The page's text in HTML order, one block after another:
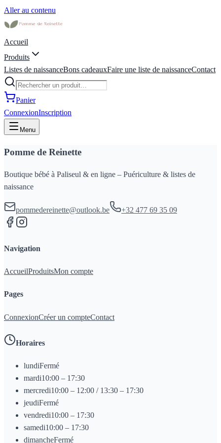
Aller au contenu
Accueil
Produits
Listes de naissanceBons cadeauxFaire une liste de naissanceContact
Panier
ConnexionInscription
Menu
Pomme de Reinette
Boutique bébé à Paliseul & en ligne – Puériculture & listes de
naissance
pommedereinette@outlook.be +32 477 69 35 09
Navigation
AccueilProduitsMon compte
Pages
ConnexionCréer un compteContact
Horaires
lundiFermé
mardi10:00 – 17:30
mercredi10:00 – 12:00 / 13:30 – 17:30
jeudiFermé
vendredi10:00 – 17:30
samedi10:00 – 17:30
dimancheFermé